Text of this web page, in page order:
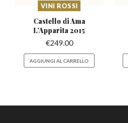
VINI ROSSI
Castello di Ama
L’Apparita 2015
€249.00
AGGIUNGI AL CARRELLO